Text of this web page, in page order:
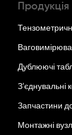
Продукція
Дублюючі
З’єднувальні
Запчастини
Монтажні